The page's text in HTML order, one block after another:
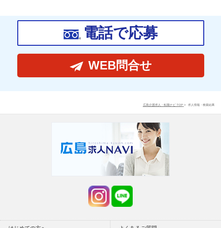
電話で応募
WEB問合せ
広島介護求人・転職ナビ TOP 求人情報・検索結果